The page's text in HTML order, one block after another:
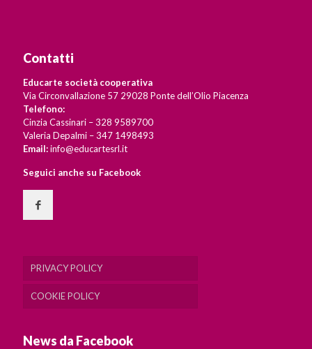
Contatti
Educarte società cooperativa
Via Circonvallazione 57 29028 Ponte dell’Olio Piacenza
Telefono:
Cinzia Cassinari – 328 9589700
Valeria Depalmi – 347 1498493
Email:info@educartesrl.it
Seguici anche su Facebook
PRIVACY POLICY
COOKIE POLICY
News da Facebook